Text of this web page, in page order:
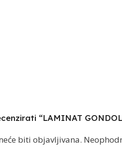
“LAMINAT
biti objavljivana.